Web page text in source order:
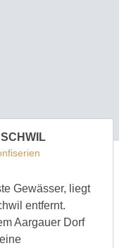
Gewässer, liegt
entfernt.
Aargauer Dorf